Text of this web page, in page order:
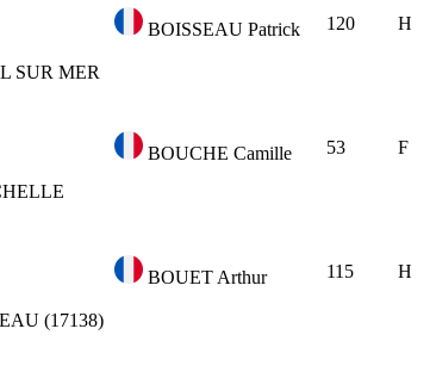
BOISSEAU Patrick 120 H
SUR MER
BOUCHE Camille
53 F
BOUET Arthur 115 H
(17138)